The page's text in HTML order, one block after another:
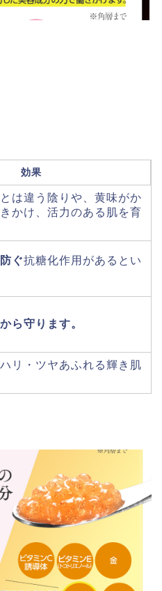
効果
は違う陰りや、黄味がか
かけ、活力のある肌を育
ぐ抗糖化作用があるとい
ら守ります。
ハリ・ツヤあふれる輝き肌